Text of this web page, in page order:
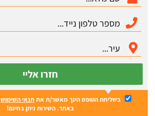
חזרו אליי
בשליחת הטופס הינך מאשר/ת אתתנאי השימוש
באתר. השירות ניתן בחינם!